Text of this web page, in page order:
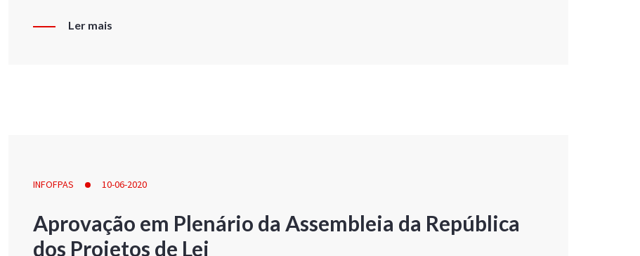
Ler mais
INFOFPAS 10-06-2020
Aprovação em Plenário da Assembleia da República
dos Projetos de Lei